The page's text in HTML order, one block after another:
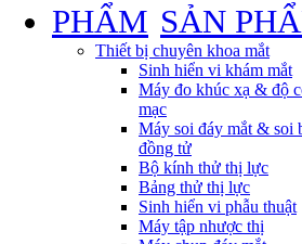
SẢN
Thiết bị chuyên khoa mắt
Sinh hiển vi khám mắt
Máy đo khúc xạ & độ
mạc
Máy soi đáy mắt & soi
đồng tử
Bộ kính thử thị lực
Bảng thử thị lực
Sinh hiển vi phẫu thuật
Máy tập nhược thị